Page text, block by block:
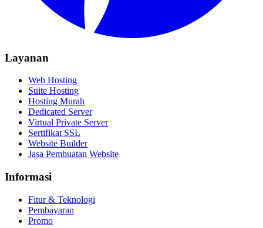
Layanan
Web Hosting
Suite Hosting
Hosting Murah
Dedicated Server
Virtual Private Server
Sertifikat SSL
Website Builder
Jasa Pembuatan Website
Informasi
Fitur & Teknologi
Pembayaran
Promo